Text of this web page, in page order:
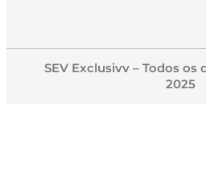
SEV Exclusivv – Todos os
2025